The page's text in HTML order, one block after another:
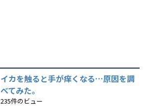
イカを触ると手が痒くなる…原因を調
べてみた。
235件のビュー